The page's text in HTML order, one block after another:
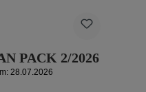
PACK 2/2026
28.07.2026